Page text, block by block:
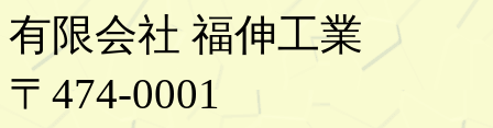
有限会社 福伸工業
〒474-0001